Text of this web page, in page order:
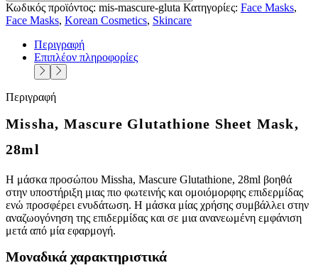
Κωδικός προϊόντος: mis-mascure-gluta Κατηγορίες: Face Masks,
Face Masks, Korean Cosmetics, Skincare
Περιγραφή
Επιπλέον πληροφορίες
Περιγραφή
Missha, Mascure Glutathione Sheet Mask,
28ml
Η μάσκα προσώπου Missha, Mascure Glutathione, 28ml βοηθά
στην υποστήριξη μιας πιο φωτεινής και ομοιόμορφης επιδερμίδας
ενώ προσφέρει ενυδάτωση. Η μάσκα μίας χρήσης συμβάλλει στην
αναζωογόνηση της επιδερμίδας και σε μια ανανεωμένη εμφάνιση
μετά από μία εφαρμογή.
Μοναδικά χαρακτηριστικά